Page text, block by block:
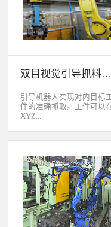
双目视觉引导抓料系统
引导机器人实现对内目标
件的准确抓取。工件可以
XYZ...
差，3D视觉定位系统能够
据工件的三维特征信息，
确获取工件的三维位置信
息。该系统可广泛应用于
类生产线上物料搬运、装
配、上架、下架等。 系统
采用最先进的2D、2.5D和
3D视觉定位技术，引导机